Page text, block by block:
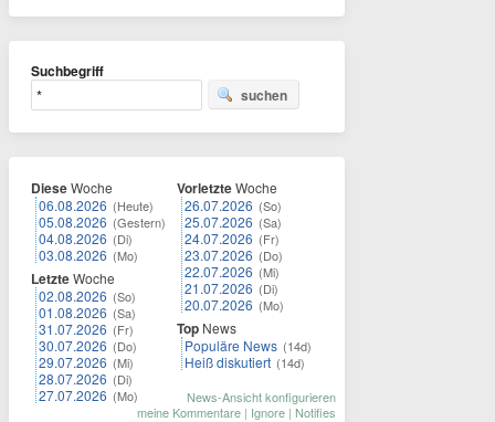
Suchbegriff
suchen
DieseWoche
06.08.2026 (Heute)
05.08.2026 (Gestern)
04.08.2026 (Di)
03.08.2026 (Mo)
LetzteWoche
02.08.2026 (So)
01.08.2026 (Sa)
31.07.2026 (Fr)
30.07.2026 (Do)
29.07.2026 (Mi)
28.07.2026 (Di)
27.07.2026 (Mo)
VorletzteWoche
26.07.2026 (So)
25.07.2026 (Sa)
24.07.2026 (Fr)
23.07.2026 (Do)
22.07.2026 (Mi)
21.07.2026 (Di)
20.07.2026 (Mo)
Top News
Populäre News (14d)
Heiß diskutiert (14d)
News-Ansicht konfigurieren
meine Kommentare | Ignore | Notifies